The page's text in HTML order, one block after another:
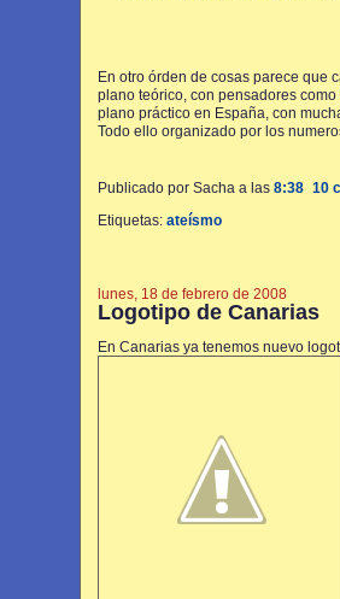
En otro órden de cosas parece que
plano teórico, con pensadores como
plano práctico en España, con
Todo ello organizado por los
Publicado por Sachaa las8:38 10
Etiquetas:ateísmo
lunes, 18 de febrero de 2008
Logotipo de Canarias
En Canarias ya tenemos nuevo